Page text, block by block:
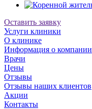
Оставить заявку
Услуги клиники
О клинике
Информация о компании
Врачи
Цены
Отзывы
Отзывы наших клиентов
Акции
Контакты